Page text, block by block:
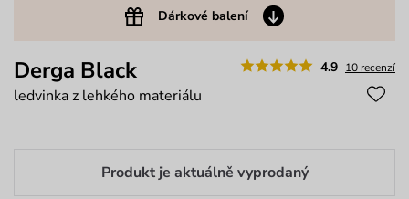
Dárkové balení
4.9 10 recenzí
Derga Black
ledvinka z lehkého materiálu
Produkt je aktuálně vyprodaný